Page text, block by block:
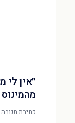
״אין לי
כתיבת תגובה